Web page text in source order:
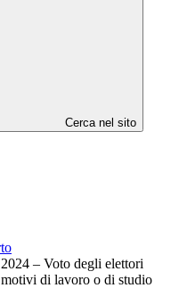
Cerca nel sito
– Voto degli elettori
motivi di lavoro o di studio